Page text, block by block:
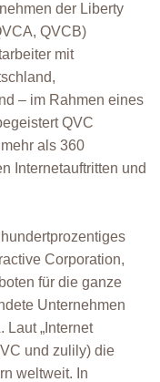
der Liberty
QVCB)
mit
– im Rahmen eines
QVC
als 360
Internetauftritten und
Corporation,
für die ganze
Unternehmen
Laut „Internet
und zulily) die
weltweit. In